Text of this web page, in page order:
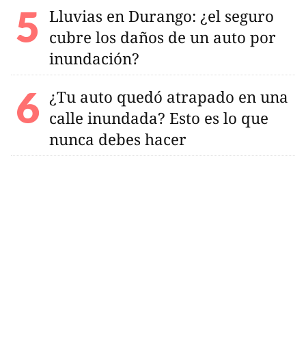
Lluvias en Durango: ¿el seguro
cubre los daños de un auto por
inundación?
¿Tu auto quedó atrapado en una
calle inundada? Esto es lo que
nunca debes hacer